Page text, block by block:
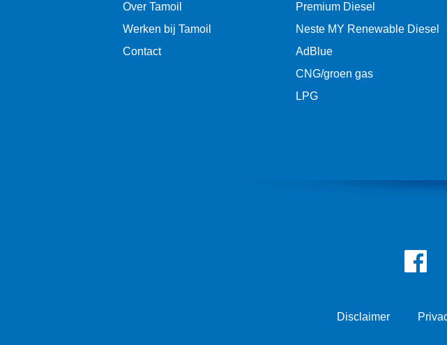
Over Tamoil
Werken bij Tamoil
Contact
Premium Diesel
Neste MY Renewable Diesel
AdBlue
CNG/groen gas
LPG
Facebook
Disclaimer